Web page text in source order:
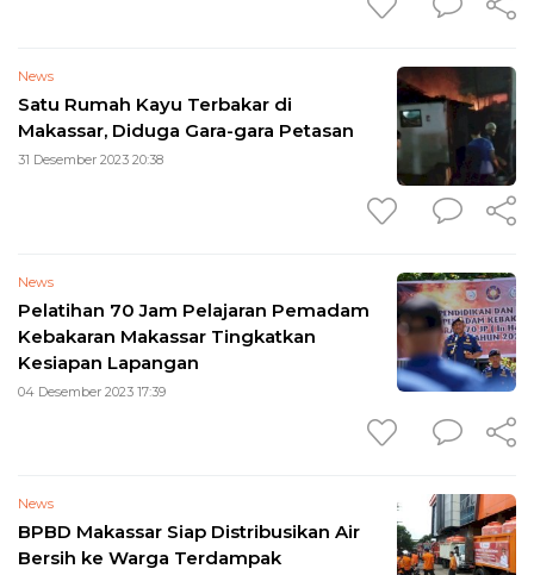
News
Satu Rumah Kayu Terbakar di
Makassar, Diduga Gara-gara Petasan
31 Desember 2023 20:38
News
Pelatihan 70 Jam Pelajaran Pemadam
Kebakaran Makassar Tingkatkan
Kesiapan Lapangan
04 Desember 2023 17:39
News
BPBD Makassar Siap Distribusikan Air
Bersih ke Warga Terdampak